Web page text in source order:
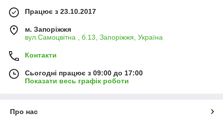
Працює з 23.10.2017
м. Запоріжжя
вул.Самоцвітна , б.13, Запоріжжя, Україна
Контакти
Сьогодні працює з 09:00 до 17:00
Показати весь графік роботи
Про нас